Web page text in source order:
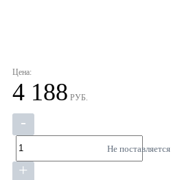
Цена:
4 188 РУБ.
-
+
Не поставляется